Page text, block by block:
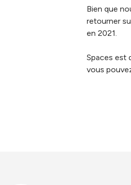
Bien que
retourner
en 2021.
Spaces est
vous